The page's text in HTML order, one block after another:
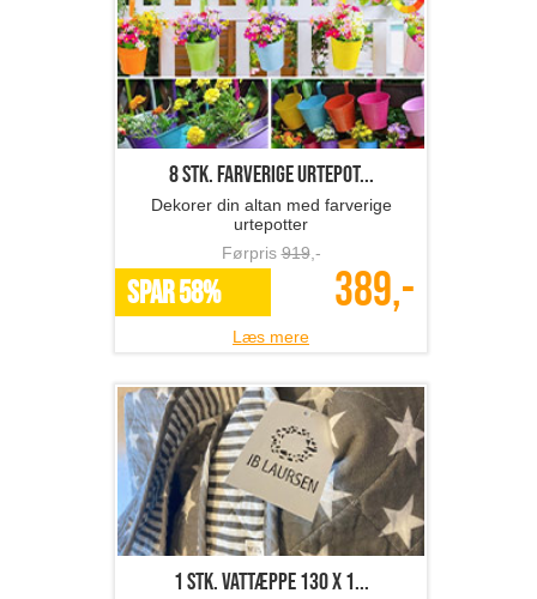
8 stk. farverige urtepot...
Dekorer din altan med farverige
urtepotter
Førpris919,-
SPAR 58% 389,-
Læs mere
1 stk. vattæppe 130 x 1...